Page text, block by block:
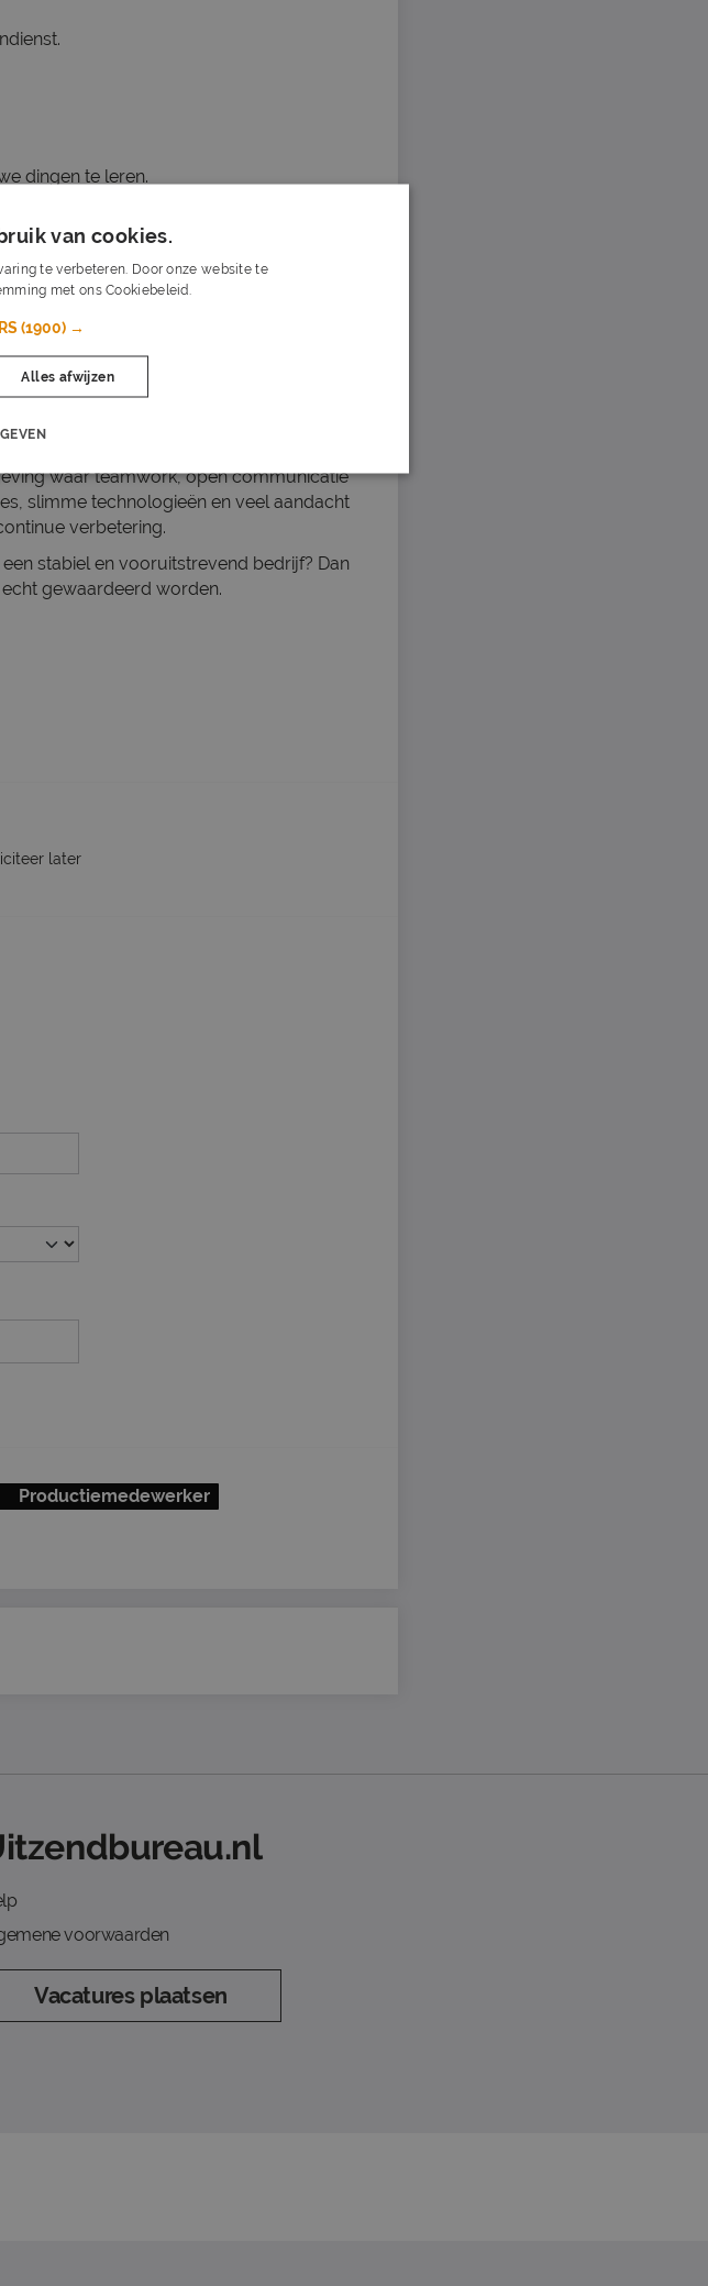
dingen te leren.
vertrouwde naam binnen de
innovatie en samenwerking
waar teamwork, open communicatie
slimme technologieën en veel aandacht
verbetering.
stabiel en vooruitstrevend bedrijf? Dan
gewaardeerd worden.
later
Productiemedewerker
voorwaarden
Vacatures plaatsen
van cookies.
te verbeteren. Door onze website te
met ons Cookiebeleid.
(1900) →
Alles afwijzen